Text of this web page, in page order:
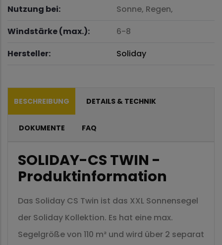
Nutzung bei:
Sonne, Regen,
Windstärke (max.):
6-8
Hersteller:
Soliday
BESCHREIBUNG DETAILS & TECHNIK
DOKUMENTE FAQ
SOLIDAY-CS TWIN -
Produktinformation
Das Soliday CS Twin ist das XXL Sonnensegel
der Soliday Kollektion. Es hat eine max.
Segelgröße von 110 m² und wird über 2 separat